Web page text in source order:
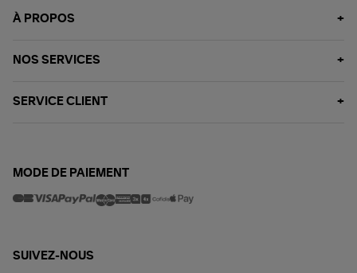
À PROPOS
NOS SERVICES
SERVICE CLIENT
MODE DE PAIEMENT
SUIVEZ-NOUS